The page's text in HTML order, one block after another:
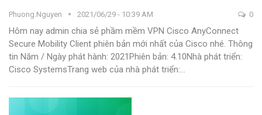
Phuong.nguyen 2021/06/29 - 10:39 AM 0
Hôm nay admin chia sẻ phầm mềm VPN Cisco AnyConnect
Secure Mobility Client phiên bản mới nhất của Cisco nhé. Thông
tin Năm / Ngày phát hành: 2021Phiên bản: 4.10Nhà phát triển:
Cisco SystemsTrang web của nhà phát triển:…